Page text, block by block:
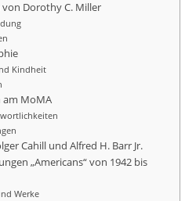
Dorothy C. Miller
Kindheit
am MoMA
Cahill und Alfred H. Barr Jr.
„Americans“ von 1942 bis
Werke